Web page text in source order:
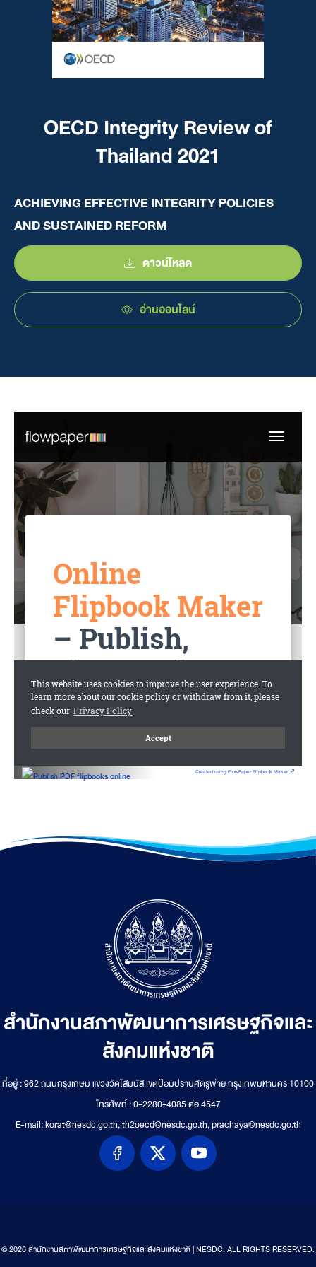
OECD Integrity Review of
Thailand 2021
ACHIEVING EFFECTIVE INTEGRITY POLICIES
AND SUSTAINED REFORM
ดาวน์โหลด
อ่านออนไลน์
Created using FlowPaper Flipbook Maker ↗
สำนักงานสภาพัฒนาการเศรษฐกิจและ
สังคมแห่งชาติ
ที่อยู่ : 962 ถนนกรุงเกษม แขวงวัดโสมนัส เขตป้อมปราบศัตรูพ่าย กรุงเทพมหานคร 10100
โทรศัพท์ : 0-2280-4085 ต่อ 4547
E-mail: korat@nesdc.go.th, th2oecd@nesdc.go.th, prachaya@nesdc.go.th
© 2026 สำนักงานสภาพัฒนาการเศรษฐกิจและสังคมแห่งชาติ | NESDC. ALL RIGHTS RESERVED.